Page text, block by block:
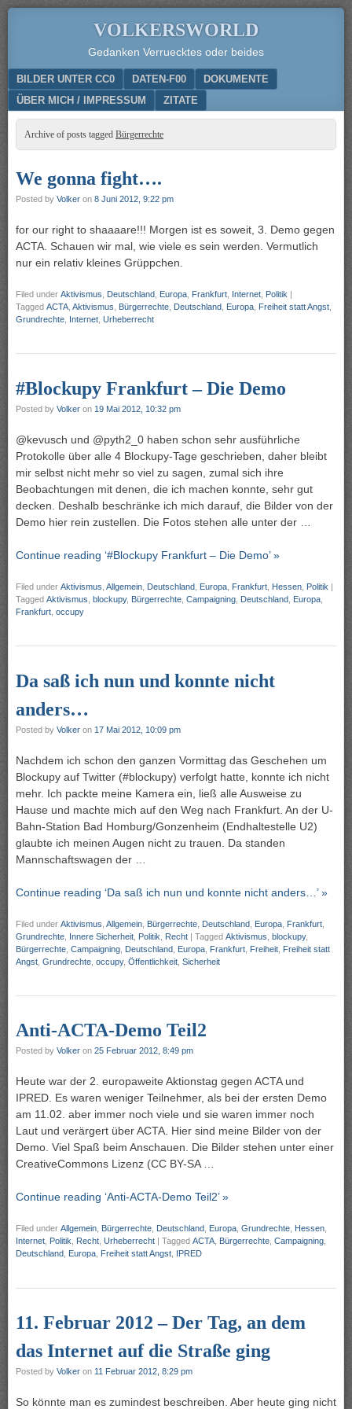
VOLKERSWORLD
Gedanken Verruecktes oder beides
Menu
SKIP TO CONTENT
BILDER UNTER CC0 DATEN-F00
DOKUMENTE
ÜBER MICH / IMPRESSUM
ZITATE
Archive of posts tagged Bürgerrechte
We gonna fight….
Posted by Volker on 8 Juni 2012, 9:22 pm
for our right to shaaaare!!! Morgen ist es soweit, 3. Demo gegen
ACTA. Schauen wir mal, wie viele es sein werden. Vermutlich
nur ein relativ kleines Grüppchen.
Filed under Aktivismus Deutschland Europa Frankfurt Internet Politik |
Tagged ACTA Aktivismus Bürgerrechte Deutschland Europa Freiheit statt Angst
Grundrechte Internet Urheberrecht
#Blockupy Frankfurt – Die Demo
Posted by Volker on 19 Mai 2012, 10:32 pm
@kevusch und @pyth2_0 haben schon sehr ausführliche
Protokolle über alle 4 Blockupy-Tage geschrieben, daher bleibt
mir selbst nicht mehr so viel zu sagen, zumal sich ihre
Beobachtungen mit denen, die ich machen konnte, sehr gut
decken. Deshalb beschränke ich mich darauf, die Bilder von der
Demo hier rein zustellen. Die Fotos stehen alle unter der …
Continue reading ‘#Blockupy Frankfurt – Die Demo’ »
Filed under Aktivismus Allgemein Deutschland Europa Frankfurt Hessen Politik |
Tagged Aktivismus blockupy, Bürgerrechte Campaigning Deutschland Europa
Frankfurt occupy
Da saß ich nun und konnte nicht
anders…
Posted by Volker on 17 Mai 2012, 10:09 pm
Nachdem ich schon den ganzen Vormittag das Geschehen um
Blockupy auf Twitter (#blockupy) verfolgt hatte, konnte ich nicht
mehr. Ich packte meine Kamera ein, ließ alle Ausweise zu
Hause und machte mich auf den Weg nach Frankfurt. An der U-
Bahn-Station Bad Homburg/Gonzenheim (Endhaltestelle U2)
glaubte ich meinen Augen nicht zu trauen. Da standen
Mannschaftswagen der …
Continue reading ‘Da saß ich nun und konnte nicht anders…’ »
Filed under Aktivismus Allgemein Bürgerrechte Deutschland Europa Frankfurt
Grundrechte Innere Sicherheit Politik Recht | Tagged Aktivismus blockupy,
Bürgerrechte Campaigning Deutschland Europa Frankfurt Freiheit Freiheit statt
Angst Grundrechte occupy, Öffentlichkeit Sicherheit
Anti-ACTA-Demo Teil2
Posted by Volker on 25 Februar 2012, 8:49 pm
Heute war der 2. europaweite Aktionstag gegen ACTA und
IPRED. Es waren weniger Teilnehmer, als bei der ersten Demo
am 11.02. aber immer noch viele und sie waren immer noch
Laut und verärgert über ACTA. Hier sind meine Bilder von der
Demo. Viel Spaß beim Anschauen. Die Bilder stehen unter einer
CreativeCommons Lizenz (CC BY-SA …
Continue reading ‘Anti-ACTA-Demo Teil2’ »
Filed under Allgemein Bürgerrechte Deutschland Europa Grundrechte Hessen
Internet
Politik Recht Urheberrecht Tagged ACTA Bürgerrechte Campaigning
Deutschland
Europa Freiheit statt Angst IPRED
11. Februar 2012 – Der Tag, an dem
das Internet auf die Straße ging
Posted by Volker on 11 Februar 2012, 8:29 pm
So könnte man es zumindest beschreiben. Aber heute ging nicht